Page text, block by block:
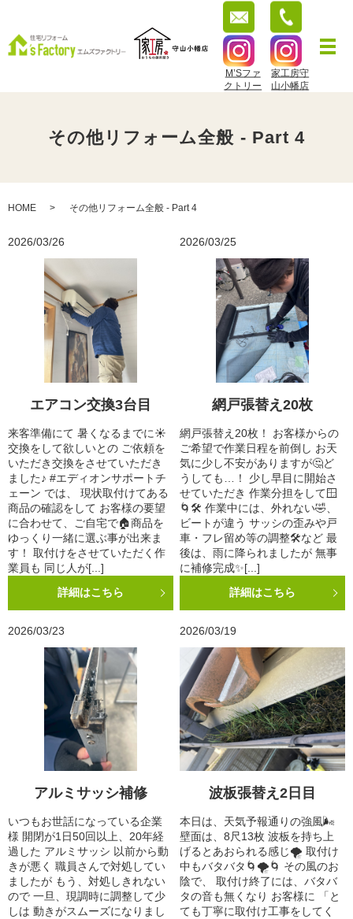
M’Sファ
クトリー
家工房守
山小幡店
その他リフォーム全般 - Part 4
HOME その他リフォーム全般 - Part 4
2026/03/26
エアコン交換3台目
来客準備にて 暑くなるまでに☀️
交換をして欲しいとの ご依頼を
いただき交換をさせていただき
ました♪ #エディオンサポートチ
ェーン では、 現状取付けてある
商品の確認をして お客様の要望
に合わせて、ご自宅で🏠商品を
ゆっくり一緒に選ぶ事が出来ま
す！ 取付けをさせていただく作
業員も 同じ人が[...]
詳細はこちら
2026/03/25
網戸張替え20枚
網戸張替え20枚！ お客様からの
ご希望で作業日程を前倒し お天
気に少し不安がありますが🤔ど
うしても…！ 少し早目に開始さ
せていただき 作業分担をして🪟
🌀🛠️ 作業中には、外れない🤣、
ビートが違う サッシの歪みや戸
車・フレ留め等の調整🛠️など 最
後は、雨に降られましたが 無事
に補修完成✨[...]
詳細はこちら
2026/03/23
アルミサッシ補修
いつもお世話になっている企業
様 開閉が1日50回以上、20年経
過した アルミサッシ 以前から動
きが悪く 職員さんで対処してい
ましたが もう、対処しきれない
ので 一旦、現調時に調整して少
しは 動きがスムーズになりまし
2026/03/19
波板張替え2日目
本日は、天気予報通りの強風🌬️
壁面は、8尺13枚 波板を持ち上
げるとあおられる感じ🌪️ 取付け
中もバタバタ🌀🌪️🌀 その風のお
陰で、 取付け終了には、バタバ
タの音も無くなり お客様に 「と
ても丁寧に取付け工事をしてく